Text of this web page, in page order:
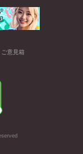
ご意見箱